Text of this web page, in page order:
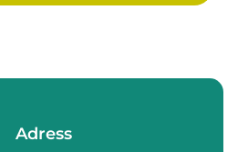
Adress